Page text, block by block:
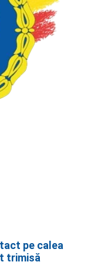
pe calea
trimisă